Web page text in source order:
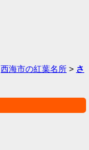
西海市の紅葉名所 > さ